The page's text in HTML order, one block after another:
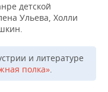
детской
Ульева, Холли
и литературе
полка».